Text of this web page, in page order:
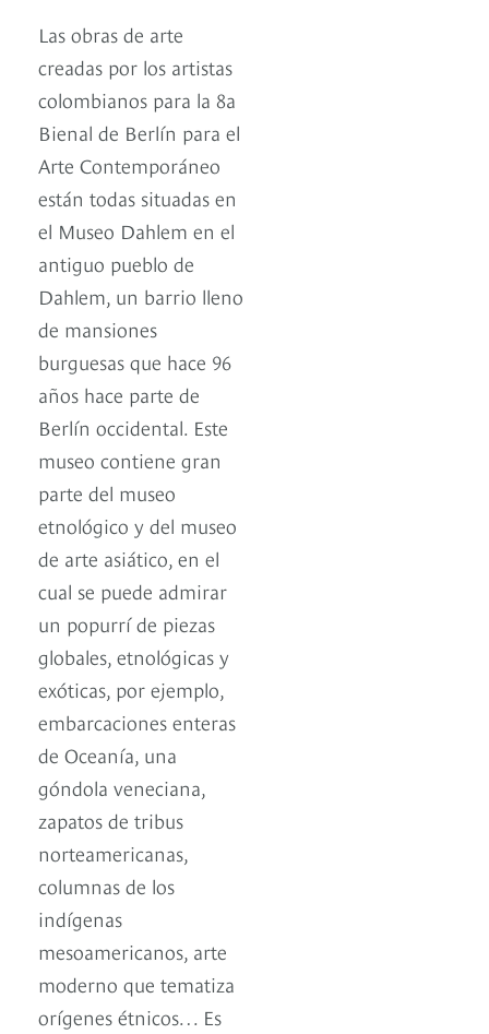
Las obras de arte
creadas por los artistas
colombianos para la 8a
Bienal de Berlín para el
Arte Contemporáneo
están todas situadas en
el Museo Dahlem en el
antiguo pueblo de
Dahlem, un barrio lleno
de mansiones
burguesas que hace 96
años hace parte de
Berlín occidental. Este
museo contiene gran
parte del museo
etnológico y del museo
de arte asiático, en el
cual se puede admirar
un popurrí de piezas
globales, etnológicas y
exóticas, por ejemplo,
embarcaciones enteras
de Oceanía, una
góndola veneciana,
zapatos de tribus
norteamericanas,
columnas de los
indígenas
mesoamericanos, arte
moderno que tematiza
orígenes étnicos… Es